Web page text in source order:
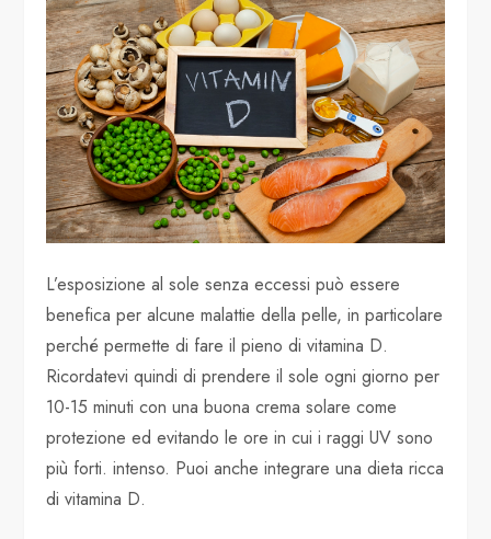
L’esposizione al sole senza eccessi può essere
benefica per alcune malattie della pelle, in particolare
perché permette di fare il pieno di vitamina D.
Ricordatevi quindi di prendere il sole ogni giorno per
10-15 minuti con una buona crema solare come
protezione ed evitando le ore in cui i raggi UV sono
più forti. intenso. Puoi anche integrare una dieta ricca
di vitamina D.